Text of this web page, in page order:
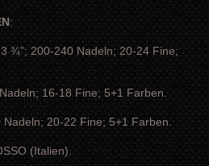
:
¾”; 200-240 Nadeln; 20-24 Fine;
16-18 Fine; 5+1 Farben.
20-22 Fine; 5+1 Farben.
(Italien).